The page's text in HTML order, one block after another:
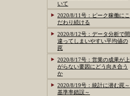
いて
2020/8/11号：ピーク稼働にこ
だわり続ける
2020/8/12号：データ分析で間
違ってしまいやすい平均値の
罠
2020/8/17号：営業の成果が上
がらない要因にどう向き合う
か
2020/8/19号：統計に潜む罠～
基準率錯誤～